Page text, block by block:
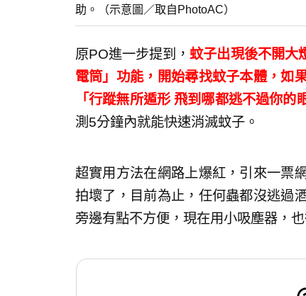
助。（示意圖／取自PhotoAC）
原PO進一步提到，蚊子出現後不開大
電筒」功能，開始尋找蚊子本體，如
「行蹤無所遁形 飛到哪都逃不過你的
測5分鐘內就能快速消滅蚊子。
超實用方法在網路上爆紅，引來一票
拍壞了，目前為止，任何蟲都沒逃過
旁邊有點不方便，現在用小吸塵器，也